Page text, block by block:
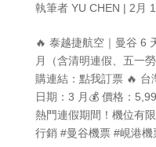
執筆者 YU CHEN | 2月
🔥 泰越捷航空｜曼谷 6
月（含清明連假、五一
購連結：點我訂票 🔥
日期：3 月💰 價格：
熱門連假期間！機位有
行銷 #曼谷機票 #峴港機